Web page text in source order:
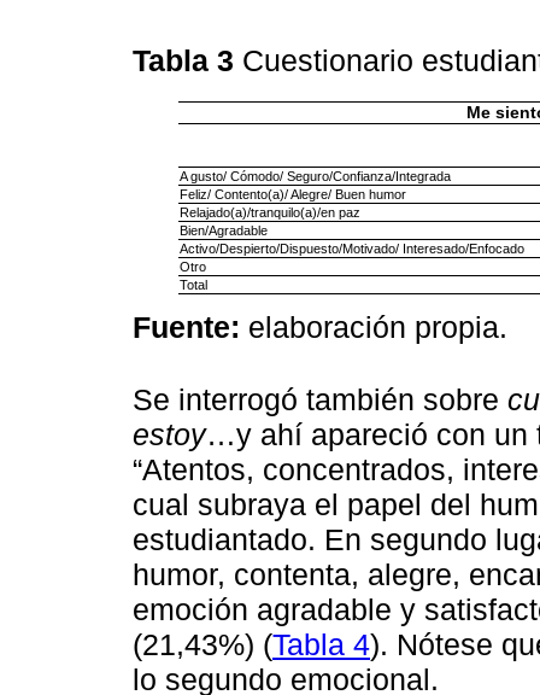
Tabla 3 Cuestionario
Me
A gusto/ Cómodo/ Seguro/Confianza/Integrada
Feliz/ Contento(a)/ Alegre/ Buen humor
Relajado(a)/tranquilo(a)/en paz
Bien/Agradable
Activo/Despierto/Dispuesto/Motivado/ Interesado/Enfocado
Otro
Total
Fuente: elaboración propia.
Se interrogó también sobre
estoy…y ahí apareció con un
“Atentos, concentrados,
cual subraya el papel del
estudiantado. En segundo
humor, contenta, alegre,
emoción agradable y
(21,43%) (Tabla 4). Nótese
lo segundo emocional.